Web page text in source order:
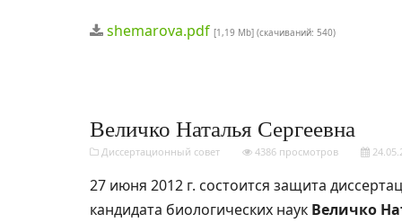
shemarova.pdf [1,19 Mb] (cкачиваний: 540)
Величко Наталья Сергеевна
Диссертационный совет 4386 просмотров
27 июня 2012 г. состоится защита
кандидата биологических наук Величко